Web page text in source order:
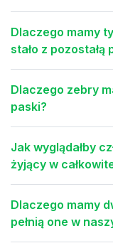
Dlaczego mamy
stało z pozostałą
Dlaczego zebry
paski?
Jak wyglądałby
żyjący w
Dlaczego mamy
pełnią one w